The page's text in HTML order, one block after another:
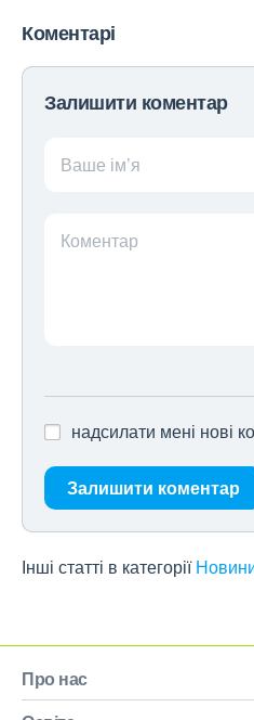
Коментарі
Залишити коментар
Ваше ім’я
Коментар
надсилати мені нові
Залишити коментар
Інші статті в категорії
Про нас